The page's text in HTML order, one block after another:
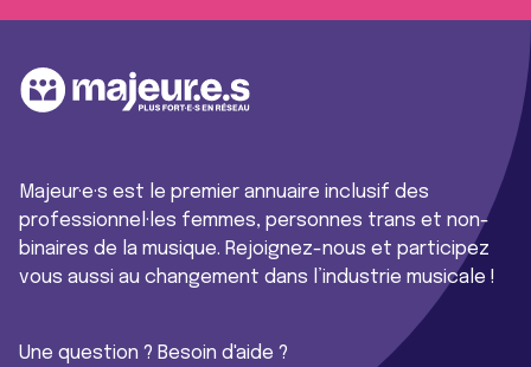
Majeur·e·s est le premier annuaire inclusif des
professionnel·les femmes, personnes trans et non-
binaires de la musique. Rejoignez-nous et participez
vous aussi au changement dans l’industrie musicale !
Une question ? Besoin d'aide ?